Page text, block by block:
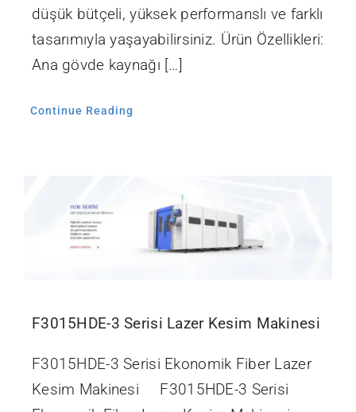
düşük bütçeli, yüksek performanslı ve farklı
tasarımıyla yaşayabilirsiniz. Ürün Özellikleri:
Ana gövde kaynağı […]
Continue Reading
F3015HDE-3 Serisi Lazer Kesim Makinesi
F3015HDE-3 Serisi Ekonomik Fiber Lazer
Kesim Makinesi F3015HDE-3 Serisi